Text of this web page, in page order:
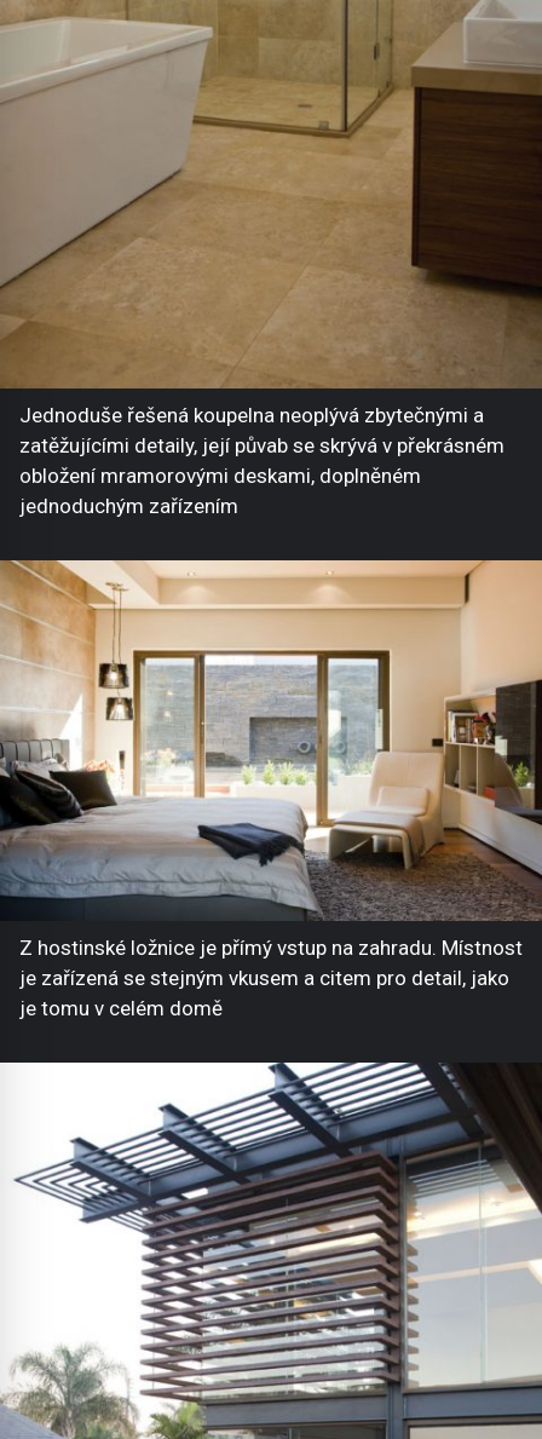
Jednoduše řešená koupelna neoplývá zbytečnými a
zatěžujícími detaily, její půvab se skrývá v překrásném
obložení mramorovými deskami, doplněném
jednoduchým zařízením
Z hostinské ložnice je přímý vstup na zahradu. Místnost
je zařízená se stejným vkusem a citem pro detail, jako
je tomu v celém domě